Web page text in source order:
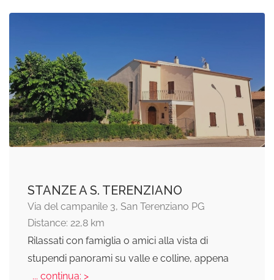
STANZE A S. TERENZIANO
Via del campanile 3, San Terenziano PG
Distance: 22,8 km
Rilassati con famiglia o amici alla vista di
stupendi panorami su valle e colline, appena
... continua: >